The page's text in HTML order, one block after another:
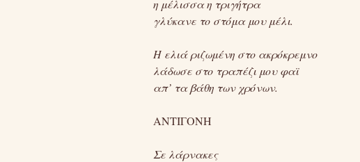
η μέλισσα η τριγήτρα
γλύκανε το στόμα μου μέλι.
Η ελιά ριζωμένη στο ακρόκρεμνο
λάδωσε στο τραπέζι μου φαϊ
απ’ τα βάθη των χρόνων.
ΑΝΤΙΓΟΝΗ
Σε λάρνακες